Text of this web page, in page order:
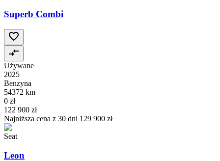
Superb Combi
Używane
2025
Benzyna
54372 km
0 zł
122 900 zł
Najniższa cena z 30 dni 129 900 zł
Seat
Leon